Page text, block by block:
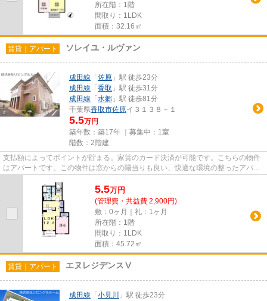
所在階：1階
間取り：1LDK
面積：32.16㎡
賃貸｜アパート ソレイユ・ルヴァン
成田線 「 佐原 」駅 徒歩23分
成田線 「 香取 」駅 徒歩31分
成田線 「 水郷 」駅 徒歩81分
千葉県香取市佐原イ３１３８－１
5.5万円
築年数：築17年 ｜募集中： 1室
階数：2階建
支払額によってポイントが貯まる。家賃のカード決済が可能です。こちらの物件
はアパートです。この物件は窓からの陽当りも良い、快適な環境の整ったアパー
5.5万円
(管理費・共益費 2,900円)
敷：0ヶ月｜礼：1ヶ月
所在階：1階
間取り：1LDK
面積：45.72㎡
賃貸｜アパート エヌレジデンスⅤ
成田線 「 小見川
」駅 徒歩23分